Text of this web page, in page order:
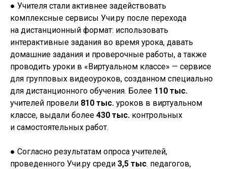
● Учителя стали активнее задействовать
комплексные сервисы Учи.ру после перехода
на дистанционный формат: использовать
интерактивные задания во время урока, давать
домашние задания и проверочные работы, а также
проводить уроки в «Виртуальном классе» — сервисе
для групповых видеоуроков, созданном специально
для дистанционного обучения. Более 110 тыс.
учителей провели 810 тыс. уроков в виртуальном
классе, выдали более 430 тыс. контрольных
и самостоятельных работ.
● Согласно результатам опроса учителей,
проведенного Учи.ру среди 3,5 тыс. педагогов,